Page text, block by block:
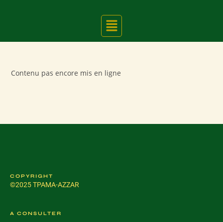
Contenu pas encore mis en ligne
COPYRIGHT
©2025 TPAMA-AZZAR
A CONSULTER